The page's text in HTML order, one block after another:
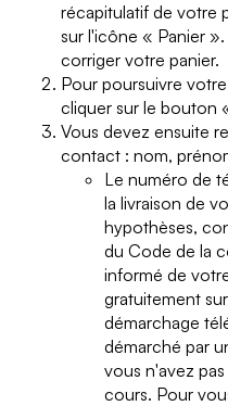
récapitulatif de votre
sur l'icône « Panier
corriger votre panier.
Pour poursuivre
cliquer sur le bouton
Vous devez ensuite
contact : nom,
Le numéro de
la livraison de
hypothèses,
du Code de la
informé de
gratuitement
démarchage
démarché par
vous n'avez
cours. Pour